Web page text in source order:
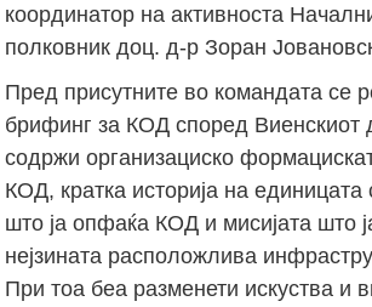
координатор на активноста
полковник доц. д-р Зоран
Пред присутните во командата се
брифинг за КОД според Виенскиот
содржи организациско
КОД, кратка историја на единицата
што ја опфаќа КОД и мисијата што
нејзината расположлива
При тоа беа разменети искуства и